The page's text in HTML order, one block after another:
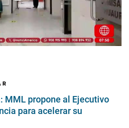
MML propone al Ejecutivo
para acelerar su